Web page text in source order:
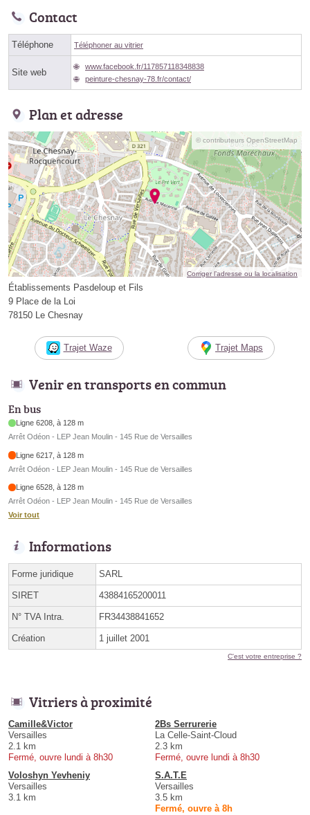
Contact
Téléphone Téléphoner au vitrier
Site web
www.facebook.fr/117857118348838
peinture-chesnay-78.fr/contact/
Plan et adresse
© contributeurs OpenStreetMap
Corriger l’adresse ou la localisation
Établissements Pasdeloup et Fils
9 Place de la Loi
78150 Le Chesnay
Trajet Waze Trajet Maps
Venir en transports en commun
En bus
Ligne 6208, à 128 m
Arrêt Odéon - LEP Jean Moulin - 145 Rue de Versailles
Ligne 6217, à 128 m
Arrêt Odéon - LEP Jean Moulin - 145 Rue de Versailles
Ligne 6528, à 128 m
Arrêt Odéon - LEP Jean Moulin - 145 Rue de Versailles
Voir tout
Informations
Forme juridique SARL
SIRET 43884165200011
N° TVA Intra. FR34438841652
Création 1 juillet 2001
C'est votre entreprise ?
Vitriers à proximité
Camille&Victor
Versailles
2.1 km
Fermé, ouvre lundi à 8h30
2Bs Serrurerie
La Celle-Saint-Cloud
2.3 km
Fermé, ouvre lundi à 8h30
Voloshyn Yevheniy
Versailles
3.1 km
S.A.T.E
Versailles
3.5 km
Fermé, ouvre à 8h